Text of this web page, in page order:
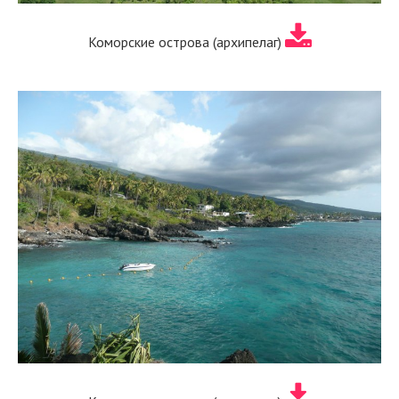
Коморские острова (архипелаг)